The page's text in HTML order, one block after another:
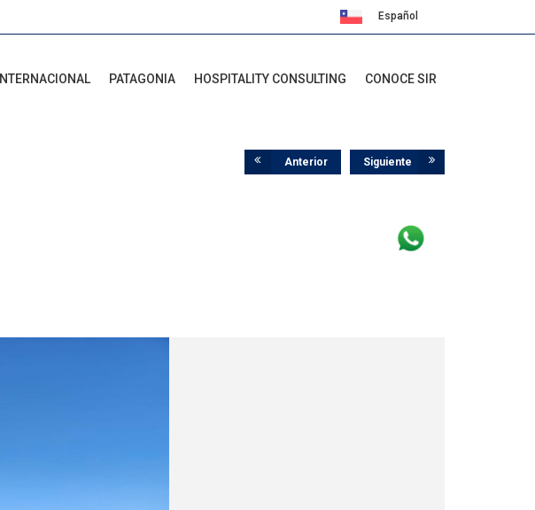
Español
INTERNACIONAL PATAGONIA HOSPITALITY CONSULTING CONOCE SIR
Anterior Siguiente